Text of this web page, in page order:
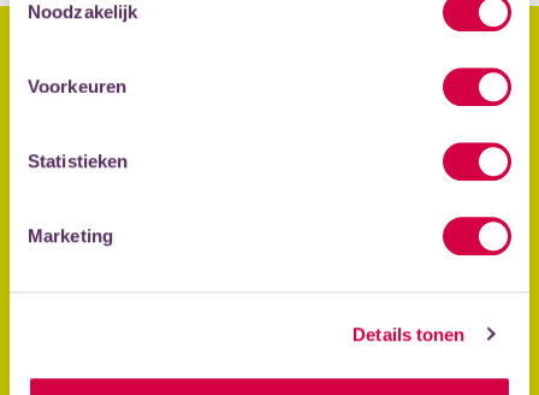
Noodzakelijk
Voorkeuren
Statistieken
Marketing
Details tonen
JASPER LEKKERKERK
Docent piano & keyboard
Jasper Lekkerkerk